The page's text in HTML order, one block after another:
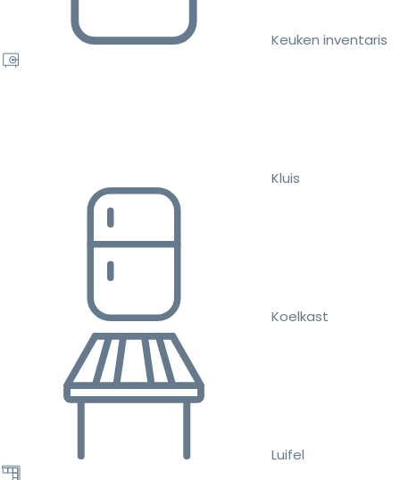
Keuken inventaris
Kluis
Koelkast
Luifel